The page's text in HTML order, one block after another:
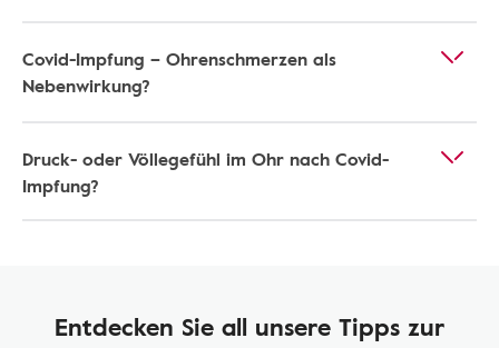
Covid-Impfung – Ohrenschmerzen als
Nebenwirkung?
Druck- oder Völlegefühl im Ohr nach Covid-
Impfung?
Entdecken Sie all unsere Tipps zur